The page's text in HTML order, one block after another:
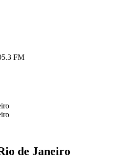
FM
de Janeiro